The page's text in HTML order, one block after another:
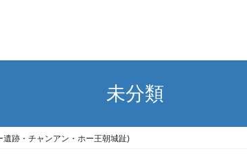
未分類
跡・チャンアン・ホー王朝城趾)